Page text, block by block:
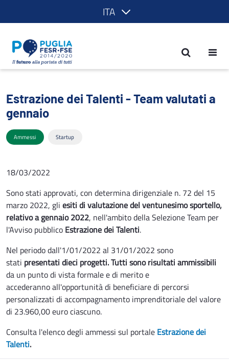
ITA
Estrazione dei Talenti - Team valutati
Estrazione dei Talenti - Team valutati a
gennaio
Ammessi Startup
18/03/2022
Sono stati approvati, con determina dirigenziale n. 72 del 15
marzo 2022, gli esiti di valutazione del ventunesimo sportello,
relativo a gennaio 2022, nell'ambito della Selezione Team per
l'Avviso pubblico Estrazione dei Talenti.
Nel periodo dall'1/01/2022 al 31/01/2022 sono
stati presentati dieci progetti. Tutti sono risultati ammissibili
da un punto di vista formale e di merito e
accederanno all'opportunità di beneficiare di percorsi
personalizzati di accompagnamento imprenditoriale del valore
di 23.960,00 euro ciascuno.
Consulta l'elenco degli ammessi sul portale Estrazione dei
Talenti.